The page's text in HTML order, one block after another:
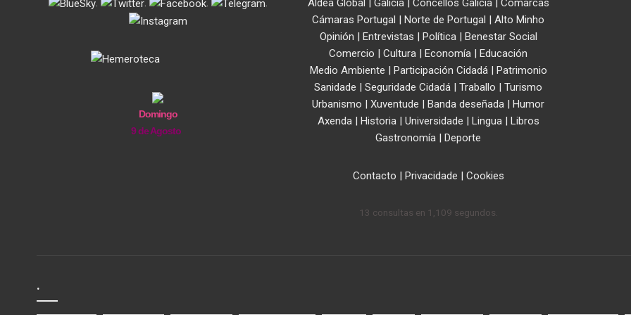
. . . .
Domingo
9 de Agosto
Aldea Global Galicia| Concellos Galicia| Comarcas
Cámaras Portugal | Norte de Portugal | Alto Minho
Opinión | Entrevistas | Política| Benestar Social
Comercio | Cultura | Economía | Educación
Medio Ambiente | Participación Cidadá| Patrimonio
Sanidade | Seguridade Cidadá | Traballo | Turismo
Urbanismo | Xuventude | Banda deseñada | Humor
Axenda| Historia| Universidade | Lingua| Libros
Gastronomía | Deporte
Contacto | Privacidade | Cookies
13 consultas en 1,109 segundos.
.